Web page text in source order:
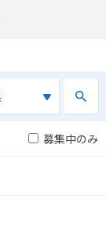
募集中のみ